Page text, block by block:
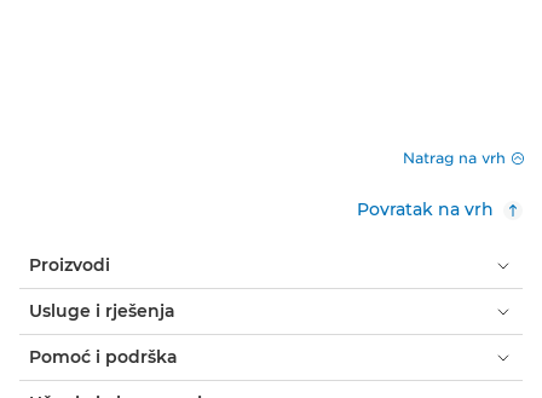
Natrag na vrh
Povratak na vrh
Proizvodi
Usluge i rješenja
Pomoć i podrška